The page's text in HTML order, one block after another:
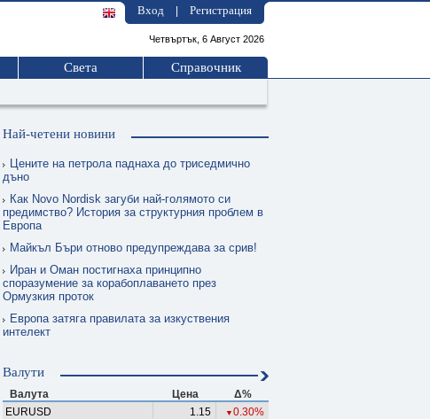
Вход Регистрация
Четвъртък, 6 Август 2026
Света Справочник
Най-четени новини
Цените на петрола паднаха до триседмично
дъно
Как Novo Nordisk загуби най-голямото си
предимство? История за структурния проблем в
Европа
Майкъл Бъри отново предупреждава за срив!
Иран и Оман постигнаха принципно
споразумение за корабоплаването през
Ормузкия проток
Европа затяга правилата за изкуствения
интелект
Валути
Валута Цена
Δ%
EURUSD
1.15 ▼ 0.30%